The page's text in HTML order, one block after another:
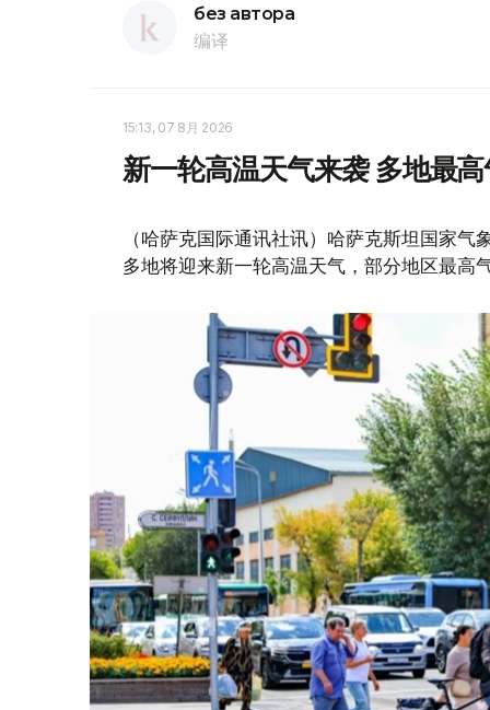
без автора
编译
15:13, 07 8月 2026
新一轮高温天气来袭 多地最
（哈萨克国际通讯社讯）哈萨克斯坦国家
多地将迎来新一轮高温天气，部分地区最高